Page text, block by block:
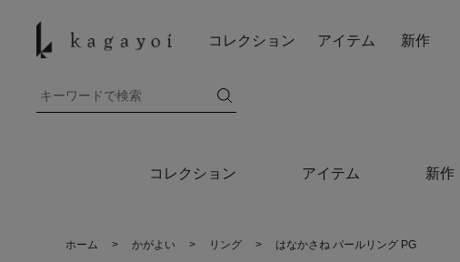
コレクション アイテム 新作
コレクション アイテム 新作
ホーム > かがよい > リング > はなかさね パールリング PG